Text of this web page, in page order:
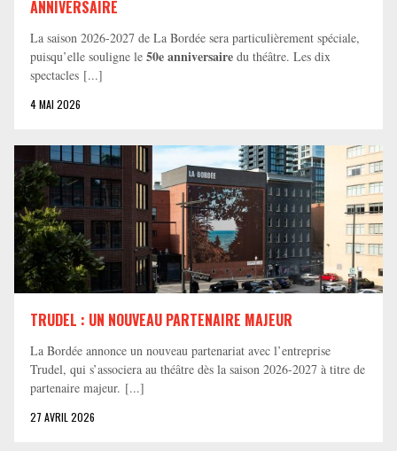
ANNIVERSAIRE
La saison 2026-2027 de La Bordée sera particulièrement spéciale,
puisqu’elle souligne le 50e anniversaire du théâtre. Les dix
spectacles [...]
4 MAI 2026
TRUDEL : UN NOUVEAU PARTENAIRE MAJEUR
La Bordée annonce un nouveau partenariat avec l’entreprise
Trudel, qui s’associera au théâtre dès la saison 2026-2027 à titre de
partenaire majeur. [...]
27 AVRIL 2026